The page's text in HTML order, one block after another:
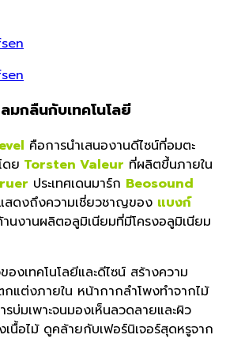
กลืนกับเทคโนโลยี
คือการนำเสนองานดีไซน์ที่อมตะ
ดย Torsten Valeur ที่ผลิตขึ้นภายใน
ประเทศเดนมาร์ก Beosound
ดงถึงความเชี่ยวชาญของ แบงก์
านงานผลิตอลูมิเนียมที่มีโครงอลูมิเนียม
งเทคโนโลยีและดีไซน์ สร้างความ
แต่งภายใน หน้ากากลำโพงทำจากไม้
บ่มเพาะจนมองเห็นลวดลายและผิว
นื้อไม้ ดูคล้ายกับเฟอร์นิเจอร์สุดหรูจาก